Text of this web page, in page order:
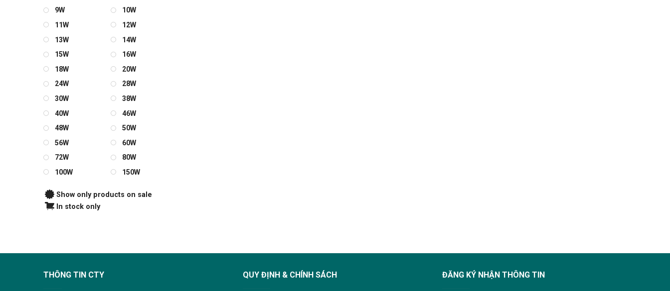
9W
10W
11W
12W
13W
14W
15W
16W
18W
20W
24W
28W
30W
38W
40W
46W
48W
50W
56W
60W
72W
80W
100W
150W
Show only products on sale
In stock only
THÔNG TIN CTY QUY ĐỊNH & CHÍNH SÁCH ĐĂNG KÝ NHẬN THÔNG TIN